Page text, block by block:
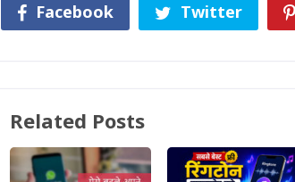
Facebook Twitter
Related Posts